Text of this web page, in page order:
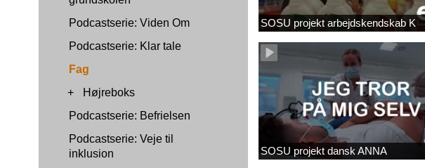
Podcastserie: Viden Om
Podcastserie: Klar tale
Fag
+
Højreboks
Podcastserie: Befrielsen
Podcastserie: Veje til
inklusion
SOSU projekt arbejdskendskab K
SOSU projekt dansk ANNA